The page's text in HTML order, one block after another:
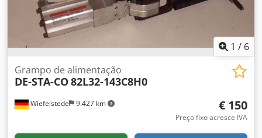
1 / 6
Wiefelstede 9.427 km
Grampo de alimentação
DE-STA-CO82L32-143C8H0
€ 150
Preço fixo acresce IVA